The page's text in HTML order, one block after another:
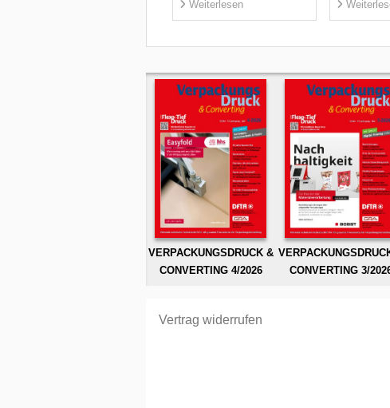
Weiterlesen
VERPACKUNGSDRUCK &
CONVERTING 4/2026
CONVERTING 3/
Vertrag widerrufen